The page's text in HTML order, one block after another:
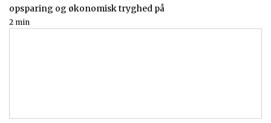
opsparing og økonomisk tryghed på
2 min